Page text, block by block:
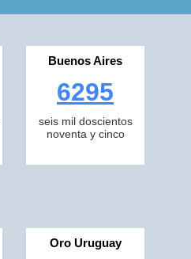
Buenos Aires
6295
seis mil doscientos
noventa y cinco
Oro Uruguay